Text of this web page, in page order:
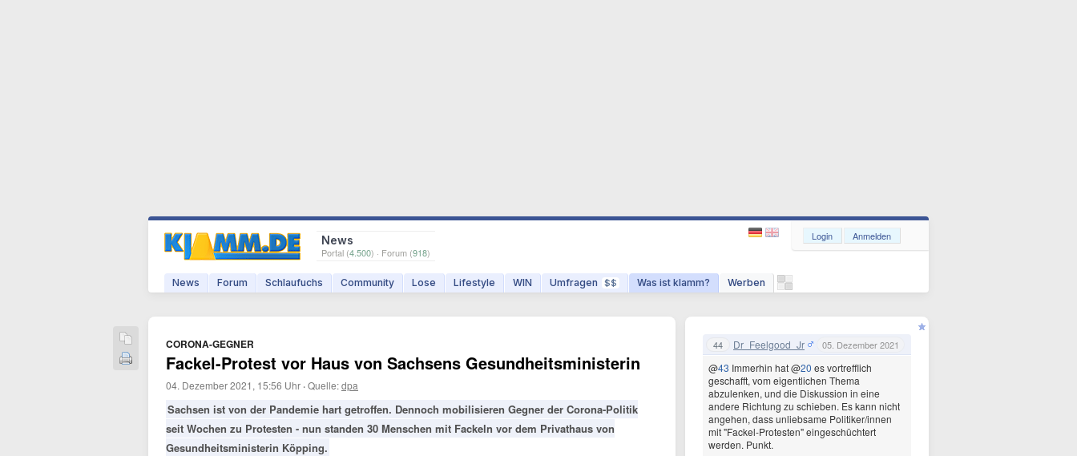
News
Portal (4.500) · Forum (918)
News Forum Schlaufuchs Community Lose Lifestyle WIN Umfragen $$ Was ist klamm? Werben
Login Anmelden
CORONA-GEGNER
Fackel-Protest vor Haus von Sachsens Gesundheitsministerin
04. Dezember 2021, 15:56 Uhr ·Quelle:dpa
Sachsen ist von der Pandemie hart getroffen. Dennoch mobilisieren Gegner der Corona-Politik
seit Wochen zu Protesten - nun standen 30 Menschen mit Fackeln vor dem Privathaus von
Gesundheitsministerin Köpping.
44 Dr_Feelgood_Jr 05. Dezember 2021
@43 Immerhin hat @20 es vortrefflich
geschafft, vom eigentlichen Thema
abzulenken, und die Diskussion in eine
andere Richtung zu schieben. Es kann nicht
angehen, dass unliebsame Politiker/innen
mit "Fackel-Protesten" eingeschüchtert
werden. Punkt.